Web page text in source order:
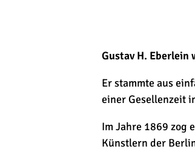
Gustav H. Eberlein
Er stammte aus
einer Gesellenzeit
Im Jahre 1869 zog
Künstlern der